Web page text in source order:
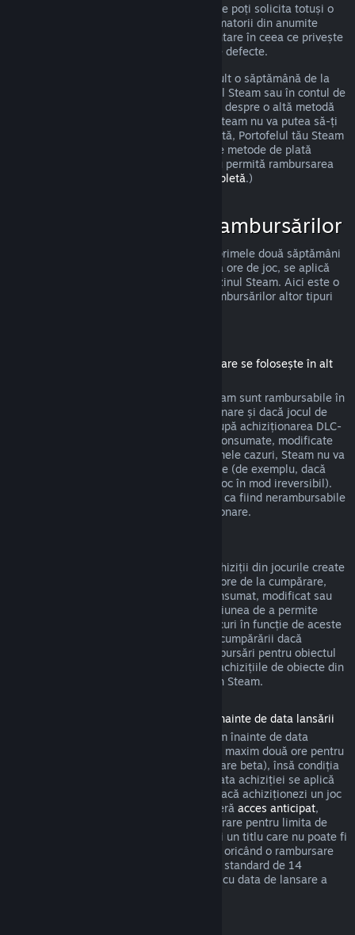
îndeplinești cerințele precizate anterior, ne poți solicita totuși o
rambursare, iar noi o vom analiza. Consumatorii din anumite
regiuni pot beneficia de drepturi suplimentare în ceea ce privește
solicitarea unei rambursări pentru jocurile defecte.
Vei primi o rambursare completă în cel mult o săptămână de la
data aprobării. Vei primi banii în Portofelul Steam sau în contul de
pe care ai făcut achiziția, dacă este vorba despre o altă metodă
de plată. Dacă, dintr-un oarecare motiv, Steam nu va putea să-ți
trimită banii prin metoda ta inițială de plată, Portofelul tău Steam
va primi integral suma rambursată. (Unele metode de plată
disponibile prin Steam în țara ta pot să nu permită rambursarea
Apasă aici pentru lista completă.)
Cazuri de Aplicare a Rambursărilor
Oferta de rambursare Steam, valabilă în primele două săptămâni
de la achiziție și pentru mai puțin de două ore de joc, se aplică
jocurilor și aplicațiilor software din magazinul Steam. Aici este o
prezentare a modului de funcționare a rambursărilor altor tipuri
(Conținut disponibil în magazinul Steam care se folosește în alt
DLC-urile achiziționate din magazinul Steam sunt rambursabile în
termen de paisprezece zile de la achiziționare și dacă jocul de
bază a fost jucat mai puțin de două ore după achiziționarea DLC-
urilor, deci cât timp DLC-urile nu au fost consumate, modificate
sau transferate. Te rugăm să reții că, în unele cazuri, Steam nu va
putea oferi rambursări pentru DLC-uri terțe (de exemplu, dacă
DLC-urile cresc nivelul unui personaj din joc în mod ireversibil).
Aceste excepții vor fi marcate în mod clar ca fiind nerambursabile
pe pagina din magazin înainte de achiziționare.
Steam va oferi rambursări pentru orice achiziții din jocurile create
de Valve în termen de patruzeci și opt de ore de la cumpărare,
atât timp cât obiectul din joc nu a fost consumat, modificat sau
transferat. Dezvoltatorii terți vor avea opțiunea de a permite
rambursări pentru propriile obiecte din jocuri în funcție de aceste
cerințe. Steam te va anunța la momentul cumpărării dacă
dezvoltatorul jocului a optat să ofere rambursări pentru obiectul
din joc pe care îl cumperi. În caz contrar, achizițiile de obiecte din
jocuri non-Valve nu sunt rambursabile prin Steam.
Rambursări pentru titlurile achiziționate înainte de data lansării
Atunci când achiziționezi un titlu pe Steam înainte de data
lansării, se aplică limita de timp de joc de maxim două ore pentru
rambursări (cu excepția sesiunilor de testare beta), însă condiția
să nu fi trecut mai mult de 14 zile de la data achiziției se aplică
abia după data de lansare. De exemplu, dacă achiziționezi un joc
sau care oferă acces anticipat,
timpul de joc cumulat va fi luat în considerare pentru limita de
timp de joc de două ore. Dacă precomanzi un titlu care nu poate fi
jucat înainte de data lansării, poți solicita oricând o rambursare
înainte de lansarea acestuia, iar perioada standard de 14
zile/limita de două ore se va aplica odată cu data de lansare a